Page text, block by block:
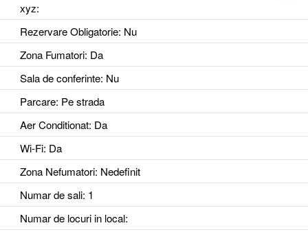
xyz:
Rezervare Obligatorie: Nu
Zona Fumatori: Da
Sala de conferinte: Nu
Parcare: Pe strada
Aer Conditionat: Da
Wi-Fi: Da
Zona Nefumatori: Nedefinit
Numar de sali: 1
Numar de locuri in local: